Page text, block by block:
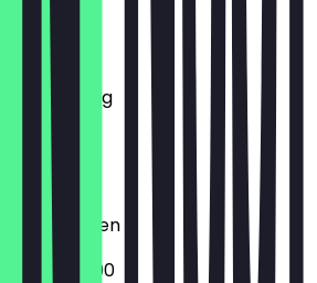
Montag
Dienstag
Mittwoch
Donnerstag
Freitag
Samstag
Sonntag
Geschlossen
16:00 - 23:00